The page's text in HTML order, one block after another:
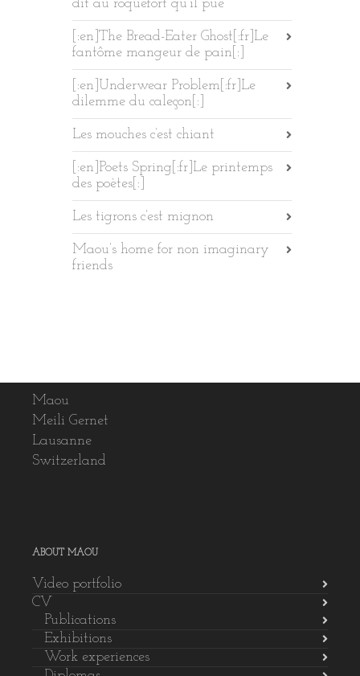
dit au roquefort qu’il pue
[:en]The Bread-Eater Ghost[:fr]Le
fantôme mangeur de pain[:]
[:en]Underwear Problem[:fr]Le
dilemme du caleçon[:]
Les mouches c’est chiant
[:en]Poets Spring[:fr]Le printemps
des poètes[:]
Les tigrons c’est mignon
Maou’s home for non imaginary
friends
Maou
Meili Gernet
Lausanne
Switzerland
ABOUT MAOU
Video portfolio
CV
Publications
Exhibitions
Work experiences